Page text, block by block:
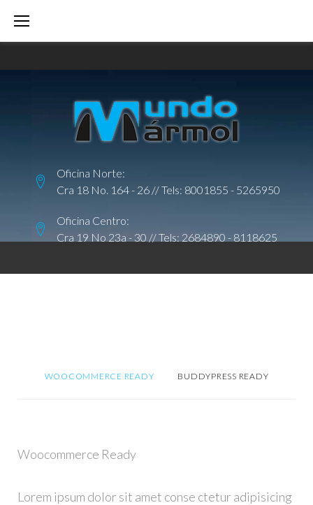
p
n
Oficina Norte:
Cra 18 No. 164 - 26 // Tels: 8001855 - 5265950
Oficina Centro:
Cra 19 No 23a - 30 // Tels: 2684890 - 8118625
WOOCOMMERCE READY BUDDYPRESS READY
Woocommerce Ready
Lorem ipsum dolor sit amet conse ctetur adipisicing